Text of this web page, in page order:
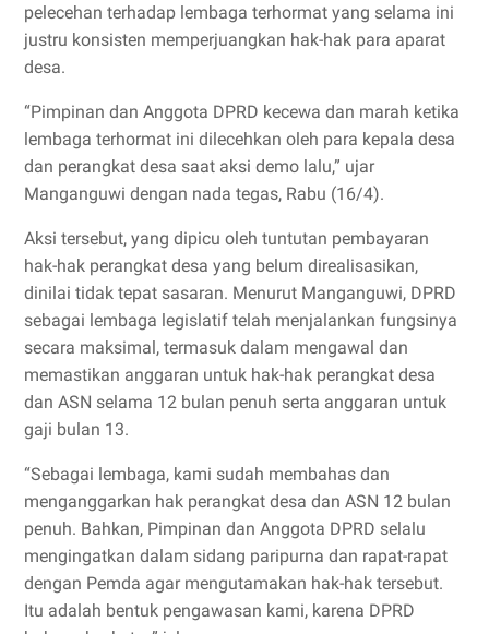
pelecehan terhadap lembaga terhormat yang selama ini
justru konsisten memperjuangkan hak-hak para aparat
desa.
“Pimpinan dan Anggota DPRD kecewa dan marah ketika
lembaga terhormat ini dilecehkan oleh para kepala desa
dan perangkat desa saat aksi demo lalu,” ujar
Manganguwi dengan nada tegas, Rabu (16/4).
Aksi tersebut, yang dipicu oleh tuntutan pembayaran
hak-hak perangkat desa yang belum direalisasikan,
dinilai tidak tepat sasaran. Menurut Manganguwi, DPRD
sebagai lembaga legislatif telah menjalankan fungsinya
secara maksimal, termasuk dalam mengawal dan
memastikan anggaran untuk hak-hak perangkat desa
dan ASN selama 12 bulan penuh serta anggaran untuk
gaji bulan 13.
“Sebagai lembaga, kami sudah membahas dan
menganggarkan hak perangkat desa dan ASN 12 bulan
penuh. Bahkan, Pimpinan dan Anggota DPRD selalu
mengingatkan dalam sidang paripurna dan rapat-rapat
dengan Pemda agar mengutamakan hak-hak tersebut.
Itu adalah bentuk pengawasan kami, karena DPRD